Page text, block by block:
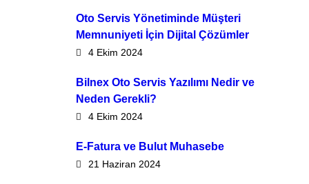
Oto Servis Yönetiminde Müşteri
Memnuniyeti İçin Dijital Çözümler
4 Ekim 2024
Bilnex Oto Servis Yazılımı Nedir ve
Neden Gerekli?
4 Ekim 2024
E-Fatura ve Bulut Muhasebe
21 Haziran 2024